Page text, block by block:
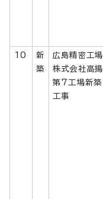
10
新
築
広島精密工場
株式会社高揚
第7工場新築
工事